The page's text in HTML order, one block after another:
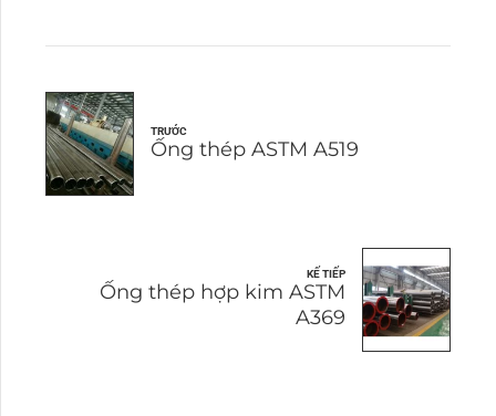
TRƯỚC
Ống thép ASTM A519
KẾ TIẾP
Ống thép hợp kim ASTM
A369